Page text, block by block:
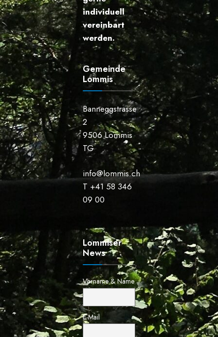
individuell
vereinbart
werden.
Gemeinde
Lommis
Banneggstrasse
2
9506 Lommis
TG
info@lommis.ch
T +41 58 346
09 00
Lommiser
News
Vorname & Name
E-Mail